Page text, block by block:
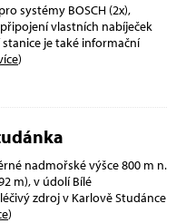
systémy BOSCH (2x),
připojení vlastních nabíječek
je také informační
)
nadmořské výšce 800 m n.
m), v údolí Bílé
zdroj v Karlově Studánce
)